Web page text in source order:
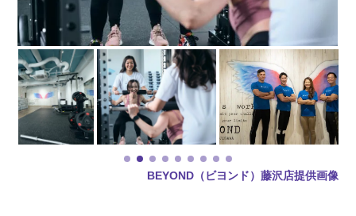
BEYOND（ビヨンド）藤沢店提供画像